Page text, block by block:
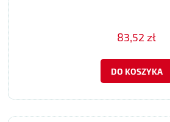
83,52 zł
DO KOSZYKA